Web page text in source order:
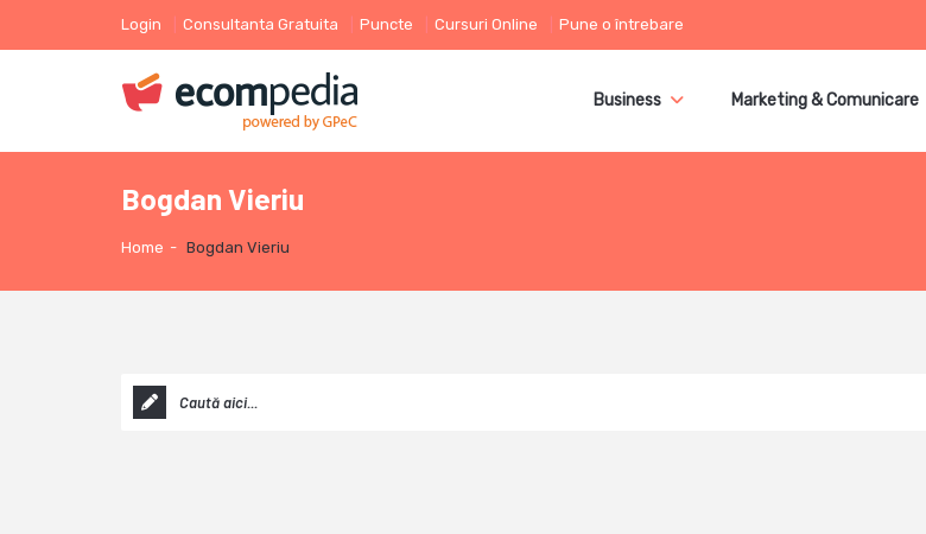
Login Consultanta Gratuita Puncte Cursuri Online Pune o întrebare
Business Marketing & Comunicare
Bogdan Vieriu
Home - Bogdan Vieriu